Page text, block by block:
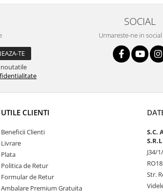
noutatile
SOCIAL
Urmareste-ne in
UTILE CLIENTI
Beneficii Clienti
Livrare
Plata
Politica de Retur
Formular de Retur
Ambalare Premium Gratuita
S.C.
S.R.L
J34/
Str.